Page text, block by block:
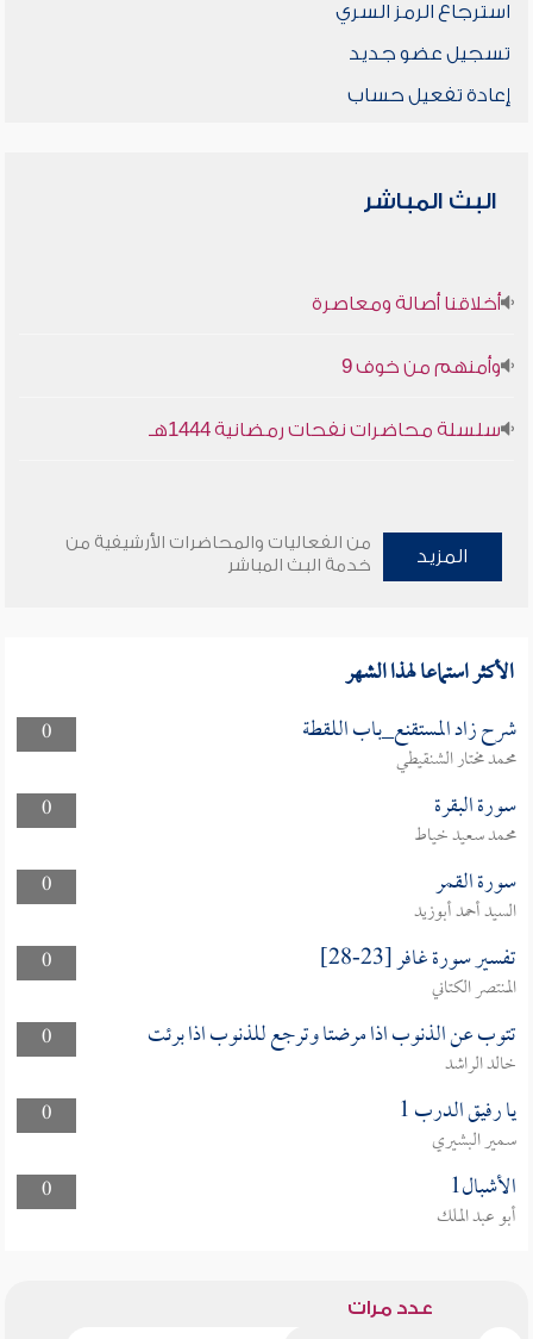
استرجاع الرمز السري
تسجيل عضو جديد
إعادة تفعيل حساب
البث المباشر
أخلاقنا أصالة ومعاصرة
وأمنهم من خوف 9
سلسلة محاضرات نفحات رمضانية 1444هـ
المزيد
من الفعاليات والمحاضرات الأرشيفية من
خدمة البث المباشر
الأكثر استماعا لهذا الشهر
0 شرح زاد المستقنع_باب اللقطة
محمد مختار الشنقيطي
0
سورة البقرة
محمد سعيد خياط
0
سورة القمر
السيد أحمد أبوزيد
0
تفسير سورة غافر [23-28]
المنتصر الكتاني
0
تتوب عن الذنوب اذا مرضتا وترجع للذنوب اذا برئت
خالد الراشد
0
يا رفيق الدرب 1
سمير البشيري
0
الأشبال1
أبو عبد الملك
عدد مرات